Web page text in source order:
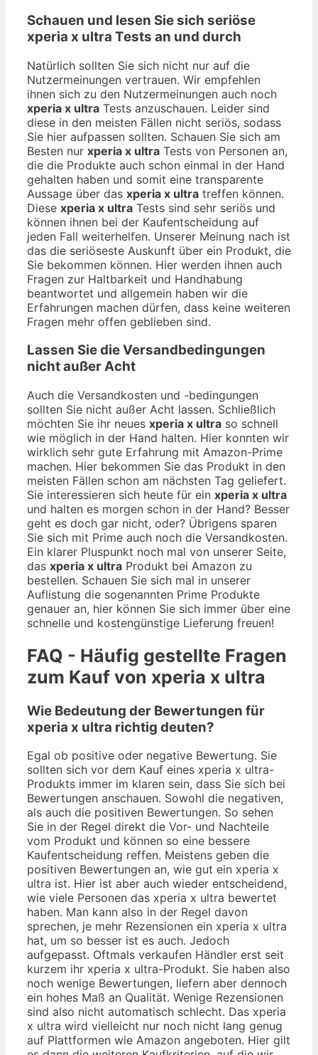
Schauen und lesen Sie sich seriöse
xperia x ultra Tests an und durch
Natürlich sollten Sie sich nicht nur auf die
Nutzermeinungen vertrauen. Wir empfehlen
ihnen sich zu den Nutzermeinungen auch noch
xperia x ultra Tests anzuschauen. Leider sind
diese in den meisten Fällen nicht seriös, sodass
Sie hier aufpassen sollten. Schauen Sie sich am
Besten nur xperia x ultra Tests von Personen an,
die die Produkte auch schon einmal in der Hand
gehalten haben und somit eine transparente
Aussage über das xperia x ultra treffen können.
Diese xperia x ultra Tests sind sehr seriös und
können ihnen bei der Kaufentscheidung auf
jeden Fall weiterhelfen. Unserer Meinung nach ist
das die seriöseste Auskunft über ein Produkt, die
Sie bekommen können. Hier werden ihnen auch
Fragen zur Haltbarkeit und Handhabung
beantwortet und allgemein haben wir die
Erfahrungen machen dürfen, dass keine weiteren
Fragen mehr offen geblieben sind.
Lassen Sie die Versandbedingungen
nicht außer Acht
Auch die Versandkosten und -bedingungen
sollten Sie nicht außer Acht lassen. Schließlich
möchten Sie ihr neues xperia x ultra so schnell
wie möglich in der Hand halten. Hier konnten wir
wirklich sehr gute Erfahrung mit Amazon-Prime
machen. Hier bekommen Sie das Produkt in den
meisten Fällen schon am nächsten Tag geliefert.
Sie interessieren sich heute für ein xperia x ultra
und halten es morgen schon in der Hand? Besser
geht es doch gar nicht, oder? Übrigens sparen
Sie sich mit Prime auch noch die Versandkosten.
Ein klarer Pluspunkt noch mal von unserer Seite,
das xperia x ultra Produkt bei Amazon zu
bestellen. Schauen Sie sich mal in unserer
Auflistung die sogenannten Prime Produkte
genauer an, hier können Sie sich immer über eine
schnelle und kostengünstige Lieferung freuen!
FAQ - Häufig gestellte Fragen
zum Kauf von xperia x ultra
Wie Bedeutung der Bewertungen für
xperia x ultra richtig deuten?
Egal ob positive oder negative Bewertung. Sie
sollten sich vor dem Kauf eines xperia x ultra-
Produkts immer im klaren sein, dass Sie sich bei
Bewertungen anschauen. Sowohl die negativen,
als auch die positiven Bewertungen. So sehen
Sie in der Regel direkt die Vor- und Nachteile
vom Produkt und können so eine bessere
Kaufentscheidung reffen. Meistens geben die
positiven Bewertungen an, wie gut ein xperia x
ultra ist. Hier ist aber auch wieder entscheidend,
wie viele Personen das xperia x ultra bewertet
haben. Man kann also in der Regel davon
sprechen, je mehr Rezensionen ein xperia x ultra
hat, um so besser ist es auch. Jedoch
aufgepasst. Oftmals verkaufen Händler erst seit
kurzem ihr xperia x ultra-Produkt. Sie haben also
noch wenige Bewertungen, liefern aber dennoch
ein hohes Maß an Qualität. Wenige Rezensionen
sind also nicht automatisch schlecht. Das xperia
x ultra wird vielleicht nur noch nicht lang genug
auf Plattformen wie Amazon angeboten. Hier gilt